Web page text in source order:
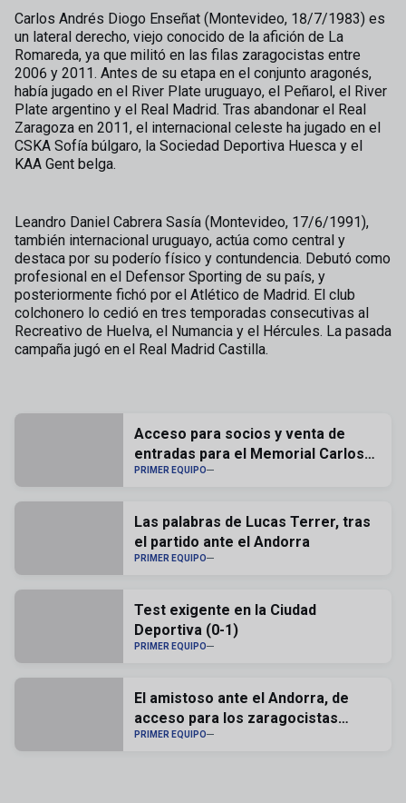
Carlos Andrés Diogo Enseñat (Montevideo, 18/7/1983) es
un lateral derecho, viejo conocido de la afición de La
Romareda, ya que militó en las filas zaragocistas entre
2006 y 2011. Antes de su etapa en el conjunto aragonés,
había jugado en el River Plate uruguayo, el Peñarol, el River
Plate argentino y el Real Madrid. Tras abandonar el Real
Zaragoza en 2011, el internacional celeste ha jugado en el
CSKA Sofía búlgaro, la Sociedad Deportiva Huesca y el
KAA Gent belga.
Leandro Daniel Cabrera Sasía (Montevideo, 17/6/1991),
también internacional uruguayo, actúa como central y
destaca por su poderío físico y contundencia. Debutó como
profesional en el Defensor Sporting de su país, y
posteriormente fichó por el Atlético de Madrid. El club
colchonero lo cedió en tres temporadas consecutivas al
Recreativo de Huelva, el Numancia y el Hércules. La pasada
campaña jugó en el Real Madrid Castilla.
Acceso para socios y venta de
entradas para el Memorial Carlos
Lapetra
PRIMER EQUIPO
Las palabras de Lucas Terrer, tras
el partido ante el Andorra
PRIMER EQUIPO
Test exigente en la Ciudad
Deportiva (0-1)
PRIMER EQUIPO
El amistoso ante el Andorra, de
acceso para los zaragocistas
abonados
PRIMER EQUIPO